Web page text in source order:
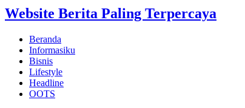
Website Berita Paling Terpercaya
Beranda
Informasiku
Bisnis
Lifestyle
Headline
OOTS